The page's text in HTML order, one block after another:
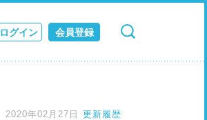
ログイン 会員登録
検索 キャンセル
2020年02月27日 更新履歴